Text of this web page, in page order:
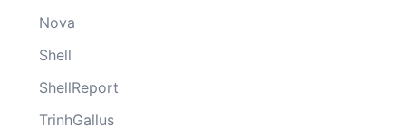
Nova
Shell
ShellReport
TrinhGallus